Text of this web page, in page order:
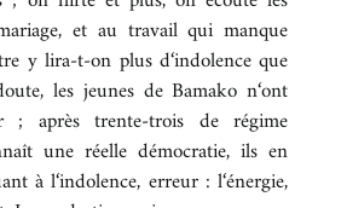
et au travail qui manque
y lira-t-on plus d‘indolence que
les jeunes de Bamako n‘ont
; après trente-trois de régime
une réelle démocratie, ils en
à l‘indolence, erreur : l‘énergie,